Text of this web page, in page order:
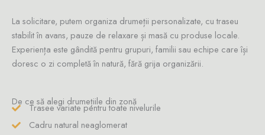
La solicitare, putem organiza drumeții personalizate, cu traseu
stabilit în avans, pauze de relaxare și masă cu produse locale.
Experiența este gândită pentru grupuri, familii sau echipe care își
doresc o zi completă în natură, fără grija organizării.
De ce să alegi drumețiile din zonă
Trasee variate pentru toate nivelurile
Cadru natural neaglomerat